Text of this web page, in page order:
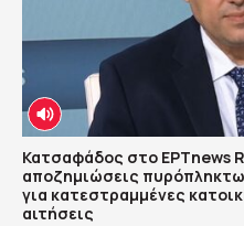
Κατσαφάδος στο ΕΡΤnews
αποζημιώσεις
για κατεστραμμένες
αιτήσεις